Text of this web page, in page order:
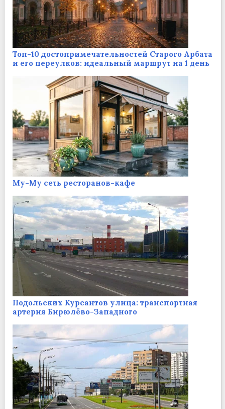
Топ-10 достопримечательностей Старого Арбата
и его переулков: идеальный маршрут на 1 день
Му-Му сеть ресторанов-кафе
Подольских Курсантов улица: транспортная
артерия Бирюлёво-Западного